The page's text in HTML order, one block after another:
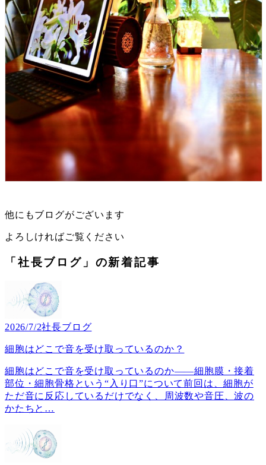
他にもブログがございます
よろしければご覧ください
「社長ブログ」の新着記事
2026/7/2社長ブログ
細胞はどこで音を受け取っているのか？
細胞はどこで音を受け取っているのか――細胞膜・接着
部位・細胞骨格という“入り口”について前回は、細胞が
ただ音に反応しているだけでなく、周波数や音圧、波の
かたちと …